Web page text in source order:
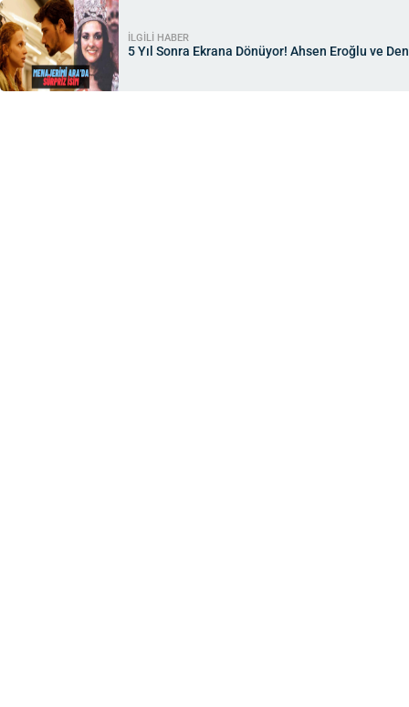
İLGİLİ HABER
5 Yıl Sonra Ekrana Dönüyor! Ahsen Eroğlu ve